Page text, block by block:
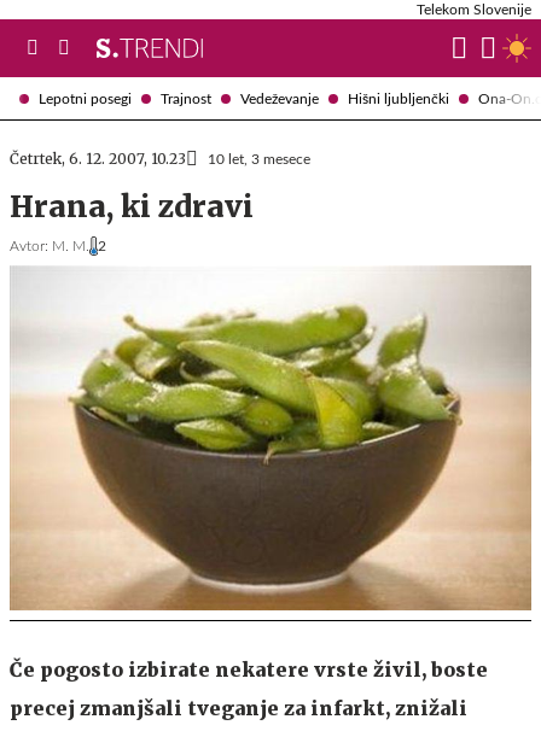
Lepotni posegi Trajnost Vedeževanje Hišni ljubljenčki Ona-
Telekom Slovenije
Četrtek, 6. 12. 2007, 10.23 10 let, 3 mesece
Hrana, ki zdravi
Avtor: M. M. 2
Če pogosto izbirate nekatere vrste živil, boste
precej zmanjšali tveganje za infarkt, znižali